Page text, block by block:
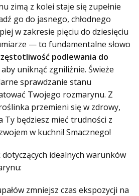
zimą z kolei staje się zupełnie
go do jasnego, chłodnego
w zakresie pięciu do dziesięciu
— to fundamentalne słowo
podlewania do
aby uniknąć zgniliźnie. Świeże
sprawdzanie stanu
Twojego rozmarynu. Z
przemieni się w zdrowy,
Ty będziesz mieć trudności z
w kuchni! Smacznego!
idealnych warunków
zmniejsz czas ekspozycji na